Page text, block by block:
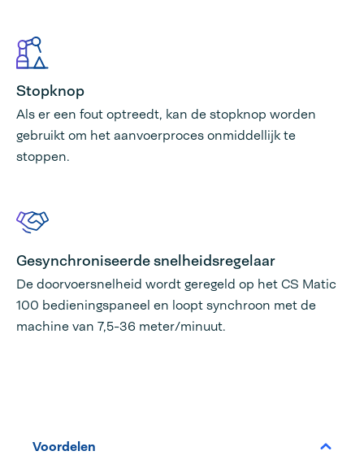
Stopknop
Als er een fout optreedt, kan de stopknop worden
gebruikt om het aanvoerproces onmiddellijk te
stoppen.
Gesynchroniseerde snelheidsregelaar
De doorvoersnelheid wordt geregeld op het CS Matic
100 bedieningspaneel en loopt synchroon met de
machine van 7,5-36 meter/minuut.
Voordelen